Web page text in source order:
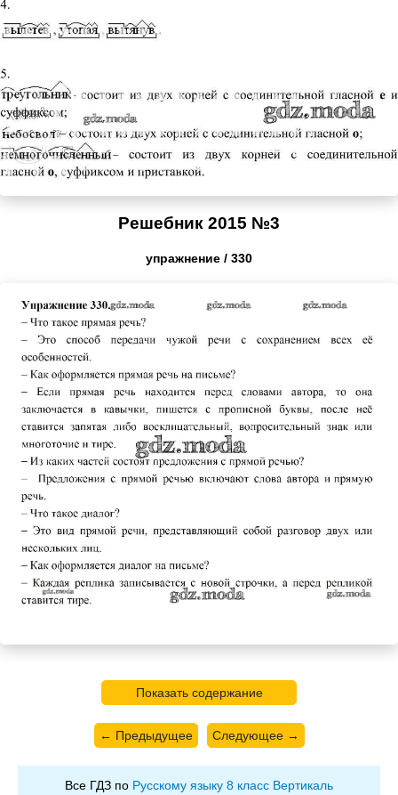
Решебник 2015 №3
упражнение / 330
Показать содержание
← Предыдущее Следующее →
Все ГДЗ по Русскому языку 8 класс Вертикаль